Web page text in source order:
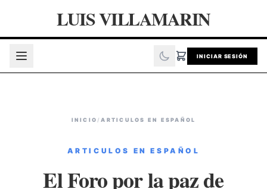
LUIS VILLAMARIN
INICIAR SESIÓN
INICIO /ARTICULOS EN ESPAÑOL
ARTICULOS EN ESPAÑOL
El Foro por la paz de